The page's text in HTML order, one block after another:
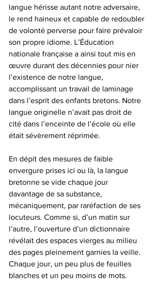
langue hérisse autant notre adversaire,
le rend haineux et capable de redoubler
de volonté perverse pour faire prévaloir
son propre idiome. L’Éducation
nationale française a ainsi tout mis en
œuvre durant des décennies pour nier
l’existence de notre langue,
accomplissant un travail de laminage
dans l’esprit des enfants bretons. Notre
langue originelle n’avait pas droit de
cité dans l’enceinte de l’école où elle
était sévèrement réprimée.
En dépit des mesures de faible
envergure prises ici ou là, la langue
bretonne se vide chaque jour
davantage de sa substance,
mécaniquement, par raréfaction de ses
locuteurs. Comme si, d’un matin sur
l’autre, l’ouverture d’un dictionnaire
révélait des espaces vierges au milieu
des pages pleinement garnies la veille.
Chaque jour, un peu plus de feuilles
blanches et un peu moins de mots.